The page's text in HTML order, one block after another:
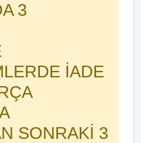
3
İADE
SONRAKİ 3